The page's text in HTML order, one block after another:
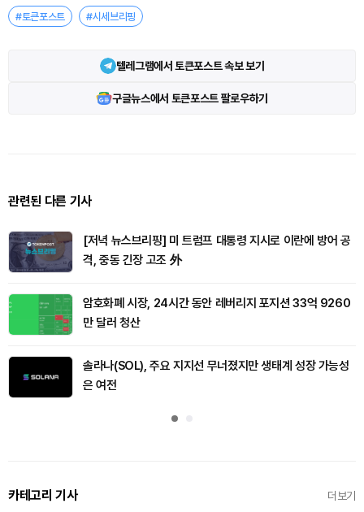
#토큰포스트 #시세브리핑
텔레그램에서 토큰포스트 속보 보기
구글뉴스에서 토큰포스트 팔로우하기
관련된 다른 기사
[저녁 뉴스브리핑] 미 트럼프 대통령 지시로 이란에 방어 공
격, 중동 긴장 고조 外
암호화폐 시장, 24시간 동안 레버리지 포지션 33억 9260
만 달러 청산
솔라나(SOL), 주요 지지선 무너졌지만 생태계 성장 가능성
은 여전
카테고리 기사 더보기